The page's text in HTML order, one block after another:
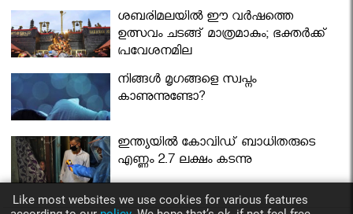
ശബരിമലയില്‍ ഈ വർഷത്തെ
ഉത്സവം ചടങ്ങ് മാത്രമാകും; ഭക്തർക്ക്
പ്രവേശനമില്ല
നിങ്ങള്‍ മൃഗങ്ങളെ സ്വപ്നം
കാണുന്നുണ്ടോ?
ഇന്ത്യയിൽ കോവിഡ് ബാധിതരുടെ
എണ്ണം 2.7 ലക്ഷം കടന്നു
Like most websites we use cookies for various features